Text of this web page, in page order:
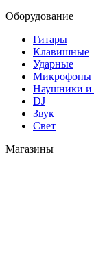
Оборудование
Гитары
Клавишные
Ударные
Микрофоны
Наушники и
DJ
Звук
Свет
Магазины